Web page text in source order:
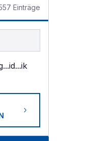
Einträge
...id...ik